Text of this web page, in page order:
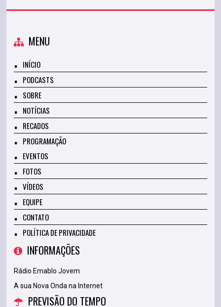
MENU
INÍCIO
PODCASTS
SOBRE
NOTÍCIAS
RECADOS
PROGRAMAÇÃO
EVENTOS
FOTOS
VÍDEOS
EQUIPE
CONTATO
POLÍTICA DE PRIVACIDADE
INFORMAÇÕES
Rádio Emablo Jovem
A sua Nova Onda na Internet
PREVISÃO DO TEMPO